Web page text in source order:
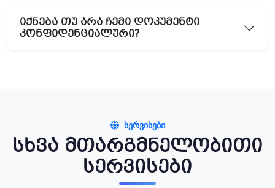
იქნება თუ არა ჩემი დოკუმენტი
კონფიდენციალური?
ᲡᲔᲠᲕᲘᲡᲔᲑᲘ
სხვა მთარგმნელობითი
სერვისები